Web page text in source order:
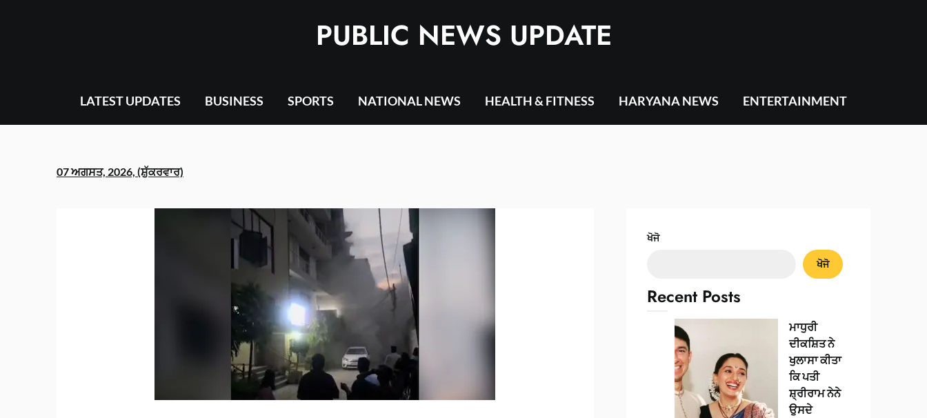
PUBLIC NEWS UPDATE
LATEST UPDATES BUSINESS SPORTS NATIONAL NEWS HEALTH & FITNESS HARYANA NEWS ENTERTAINMENT
07 ਅਗਸਤ, 2026, (ਸ਼ੁੱਕਰਵਾਰ)
ਖੋਜੋ
ਖੋਜੋ
Recent Posts
ਮਾਧੁਰੀ
ਦੀਕਸ਼ਿਤ ਨੇ
ਖੁਲਾਸਾ ਕੀਤਾ
ਕਿ ਪਤੀ
ਸ਼੍ਰੀਰਾਮ ਨੇਨੇ
ਉਸਦੇ